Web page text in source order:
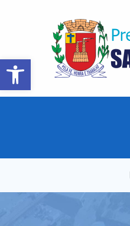
Barra de Ferramentas Aberta